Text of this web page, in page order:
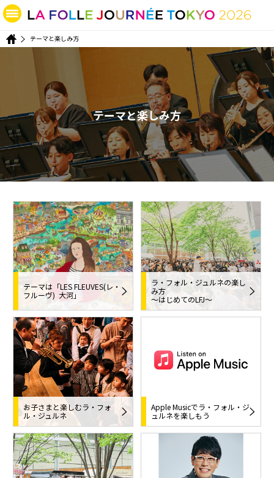
テーマと楽しみ方
テーマと楽しみ方
テーマは「LES FLEUVES(レ・
フルーヴ) ―― 大河」
ラ・フォル・ジュルネの楽し
み方
〜はじめてのLFJ〜
お子さまと楽しむラ・フォ
ル・ジュルネ
Apple Musicでラ・フォル・ジ
ュルネを楽しもう